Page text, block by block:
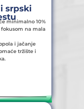
srpski
minimalno 10%
na mala
i jačanje
tržište i